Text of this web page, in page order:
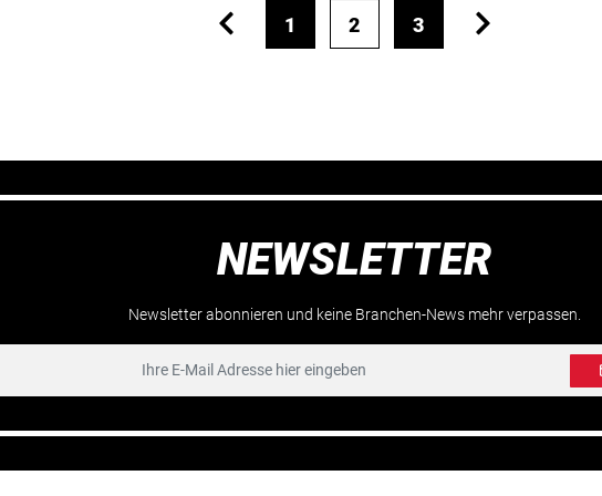
1 2 3
NEWSLETTER
Newsletter abonnieren und keine Branchen-News mehr verpassen.